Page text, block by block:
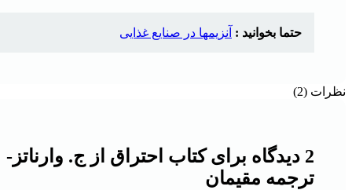
حتما بخوانید : آنزیمها در صنایع غذایی
نظرات (2)
2 دیدگاه برای
کتاب اح‍ت‍راق‌ از ج‌. وارن‍ات‍ز-
ترجمه مقیمان